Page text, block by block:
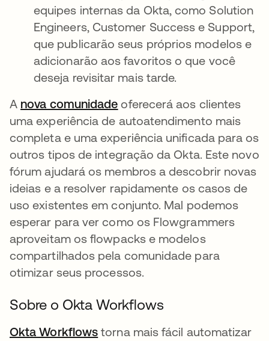
equipes internas da Okta, como Solution
Engineers, Customer Success e Support,
que publicarão seus próprios modelos e
adicionarão aos favoritos o que você
deseja revisitar mais tarde.
A nova comunidade abre em uma nova guia
oferecerá aos clientes
uma experiência de autoatendimento mais
completa e uma experiência unificada para os
outros tipos de integração da Okta. Este novo
fórum ajudará os membros a descobrir novas
ideias e a resolver rapidamente os casos de
uso existentes em conjunto. Mal podemos
esperar para ver como os Flowgrammers
aproveitam os flowpacks e modelos
compartilhados pela comunidade para
otimizar seus processos.
Sobre o Okta Workflows
Okta Workflows abre em uma nova guia
torna mais fácil automatizar